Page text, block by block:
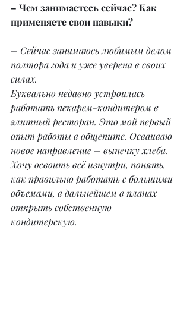
– Чем занимаетесь сейчас? Как
применяете свои навыки?
– Сейчас занимаюсь любимым делом
полтора года и уже уверена в своих
силах.
Буквально недавно устроилась
работать пекарем-кондитером в
элитный ресторан. Это мой первый
опыт работы в общепите. Осваиваю
новое направление – выпечку хлеба.
Хочу освоить всё изнутри, понять,
как правильно работать с большими
объемами, в дальнейшем в планах
открыть собственную
кондитерскую.